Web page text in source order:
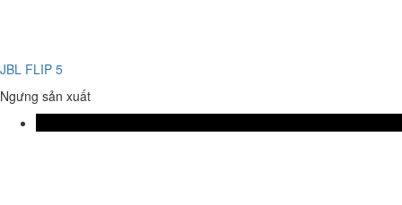
JBL FLIP 5
Ngưng sản xuất